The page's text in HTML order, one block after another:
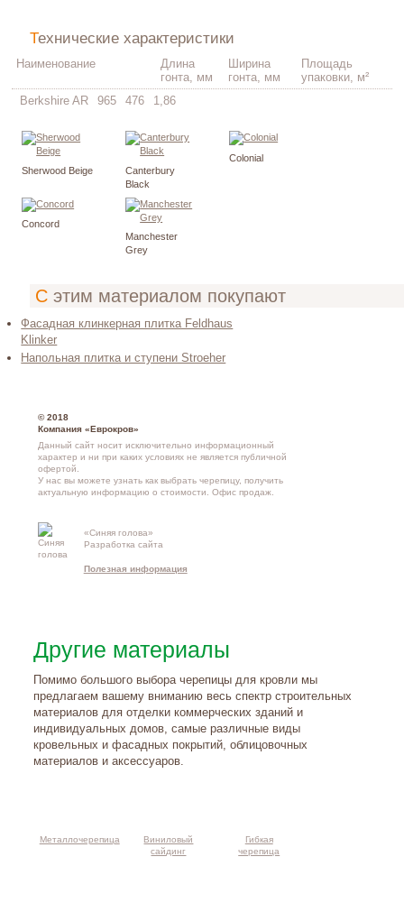
Технические характеристики
Наименование
Длина
гонта, мм
Ширина
гонта, мм
Площадь
упаковки, м²
Berkshire AR
965 476 1,86
Sherwood Beige
Canterbury
Black
Colonial
Concord
Manchester
Grey
С этим материалом покупают
Фасадная клинкерная плитка Feldhaus
Klinker
Напольная плитка и ступени Stroeher
© 2018
Компания «Еврокров»
Данный сайт носит исключительно информационный
характер и ни при каких условиях не является публичной
офертой.
У нас вы можете узнать как выбрать черепицу, получить
актуальную информацию о стоимости.Офис продаж.
«Синяя голова»
Разработка сайта
Полезная информация
Другие материалы
Помимо большого выбора черепицы для кровли мы
предлагаем вашему вниманию весь спектр строительных
материалов для отделки коммерческих зданий и
индивидуальных домов, самые различные виды
кровельных и фасадных покрытий, облицовочных
материалов и аксессуаров.
Металлочерепица
Виниловый
сайдинг
Гибкая
черепица